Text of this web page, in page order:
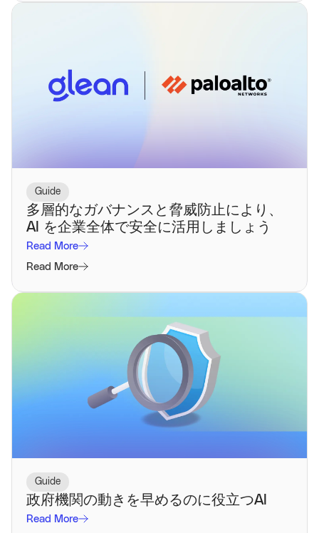
Guide
多層的なガバナンスと脅威防止により、
AI を企業全体で安全に活用しましょう
Read More
Read More
Guide
政府機関の動きを早めるのに役立つAI
Read More